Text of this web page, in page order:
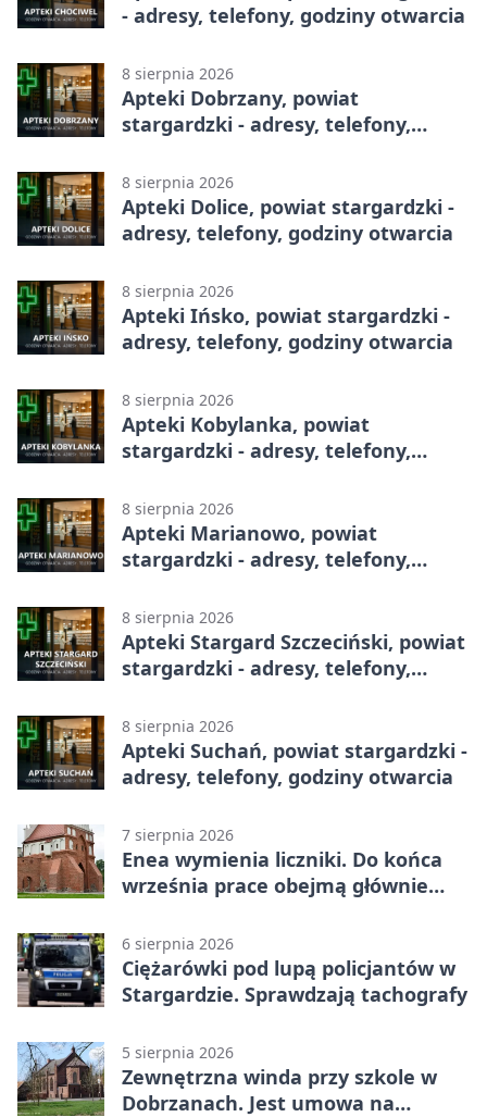
- adresy, telefony, godziny otwarcia
8 sierpnia 2026
Apteki Dobrzany, powiat
stargardzki - adresy, telefony,
8 sierpnia 2026
Apteki Dolice, powiat stargardzki -
adresy, telefony, godziny otwarcia
8 sierpnia 2026
Apteki Ińsko, powiat stargardzki -
adresy, telefony, godziny otwarcia
8 sierpnia 2026
Apteki Kobylanka, powiat
stargardzki - adresy, telefony,
8 sierpnia 2026
Apteki Marianowo, powiat
stargardzki - adresy, telefony,
8 sierpnia 2026
Apteki Stargard Szczeciński, powiat
stargardzki - adresy, telefony,
8 sierpnia 2026
Apteki Suchań, powiat stargardzki -
adresy, telefony, godziny otwarcia
7 sierpnia 2026
Enea wymienia liczniki. Do końca
września prace obejmą głównie
6 sierpnia 2026
Ciężarówki pod lupą policjantów w
Stargardzie. Sprawdzają tachografy
5 sierpnia 2026
Zewnętrzna winda przy szkole w
Dobrzanach. Jest umowa na